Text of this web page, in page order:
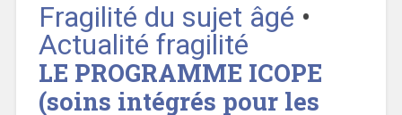
Fragilité du sujet âgé •
Actualité fragilité
LE PROGRAMME ICOPE
(soins intégrés pour les